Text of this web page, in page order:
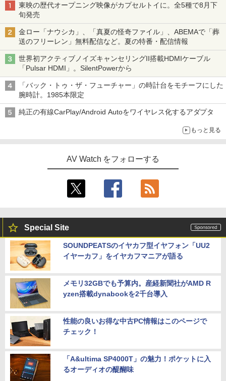
東映の歴代オープニング映像がカプセルトイに。全5種で8月下
旬発売
金ロー「ナウシカ」、「真夏の怪奇ファイル」、ABEMAで「葬
送のフリーレン」無料配信など。夏の特番・配信情報
世界初アクティブノイズキャンセリングII搭載HDMIケーブル
「Pulsar HDMI」。SilentPowerから
「バック・トゥ・ザ・フューチャー」の時計台をモチーフにした
腕時計。1985本限定
純正の有線CarPlay/Android Autoをワイヤレス化するアダプタ
もっと見る
AV Watch をフォローする
Special Site
SOUNDPEATSのイヤカフ型イヤフォン「UU2
イヤーカフ」をイヤカフマニアが語る
メモリ32GBでも予算内。産経新聞社がAMD R
yzen搭載dynabookを2千台導入
性能の良いお得な中古PC情報はこのページで
チェック！
「A&ultima SP4000T」の魅力！ポケットに入
るオーディオの醍醐味